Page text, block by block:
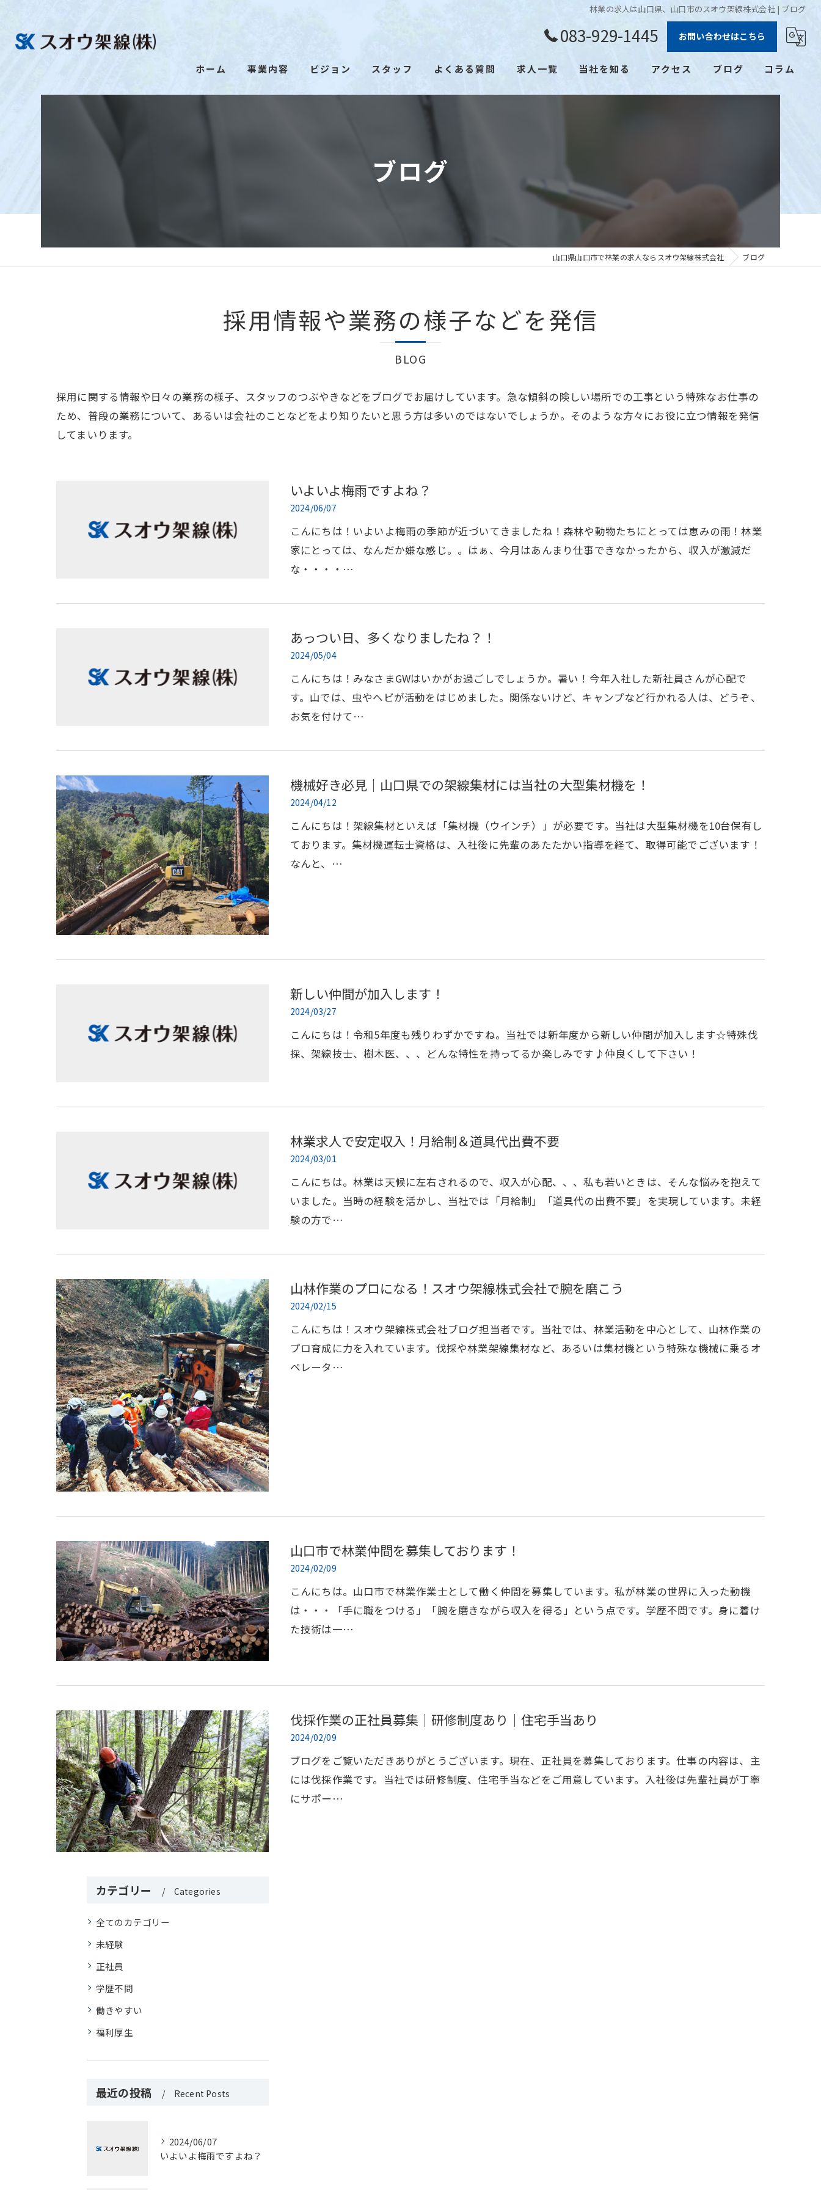
林業の求人は山口県、山口市のスオウ架線株式会社 | ブログ
083-929-1445 お問い合わせはこちら
ホーム 事業内容 ビジョン スタッフ よくある質問 求人一覧 当社を知る
働きやすい
福利厚生
アクセス ブログ コラム
ブログ
山口県山口市で林業の求人ならスオウ架線株式会社 ブログ
採用情報や業務の様子などを発信
BLOG
採用に関する情報や日々の業務の様子、スタッフのつぶやきなどをブログでお届けしています。急な傾斜の険しい場所での工事という特殊なお仕事の
ため、普段の業務について、あるいは会社のことなどをより知りたいと思う方は多いのではないでしょうか。そのような方々にお役に立つ情報を発信
してまいります。
いよいよ梅雨ですよね？
2024/06/07
こんにちは！いよいよ梅雨の季節が近づいてきましたね！森林や動物たちにとっては恵みの雨！林業
家にとっては、なんだか嫌な感じ。。はぁ、今月はあんまり仕事できなかったから、収入が激減だ
な・・・・…
あっつい日、多くなりましたね？！
2024/05/04
こんにちは！みなさまGWはいかがお過ごしでしょうか。暑い！今年入社した新社員さんが心配で
す。山では、虫やヘビが活動をはじめました。関係ないけど、キャンプなど行かれる人は、どうぞ、
お気を付けて…
機械好き必見｜山口県での架線集材には当社の大型集材機を！
2024/04/12
こんにちは！架線集材といえば「集材機（ウインチ）」が必要です。当社は大型集材機を10台保有し
ております。集材機運転士資格は、入社後に先輩のあたたかい指導を経て、取得可能でございます！
なんと、…
新しい仲間が加入します！
2024/03/27
こんにちは！令和5年度も残りわずかですね。当社では新年度から新しい仲間が加入します☆特殊伐
採、架線技士、樹木医、、、どんな特性を持ってるか楽しみです♪仲良くして下さい！
林業求人で安定収入！月給制＆道具代出費不要
2024/03/01
こんにちは。林業は天候に左右されるので、収入が心配、、、私も若いときは、そんな悩みを抱えて
いました。当時の経験を活かし、当社では「月給制」「道具代の出費不要」を実現しています。未経
験の方で…
山林作業のプロになる！スオウ架線株式会社で腕を磨こう
2024/02/15
こんにちは！スオウ架線株式会社ブログ担当者です。当社では、林業活動を中心として、山林作業の
プロ育成に力を入れています。伐採や林業架線集材など、あるいは集材機という特殊な機械に乗るオ
ペレータ…
山口市で林業仲間を募集しております！
2024/02/09
こんにちは。山口市で林業作業士として働く仲間を募集しています。私が林業の世界に入った動機
は・・・「手に職をつける」「腕を磨きながら収入を得る」という点です。学歴不問です。身に着け
た技術は一…
伐採作業の正社員募集｜研修制度あり｜住宅手当あり
2024/02/09
ブログをご覧いただきありがとうございます。現在、正社員を募集しております。仕事の内容は、主
には伐採作業です。当社では研修制度、住宅手当などをご用意しています。入社後は先輩社員が丁寧
にサポー…
カテゴリー Categories
全てのカテゴリー
未経験
正社員
学歴不問
働きやすい
福利厚生
最近の投稿 Recent Posts
2024/06/07
いよいよ梅雨ですよね？